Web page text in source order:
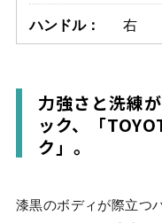
ハンドル： 右
力強さと洗練
ック、「
ク」。
漆黒のボディが際立つ